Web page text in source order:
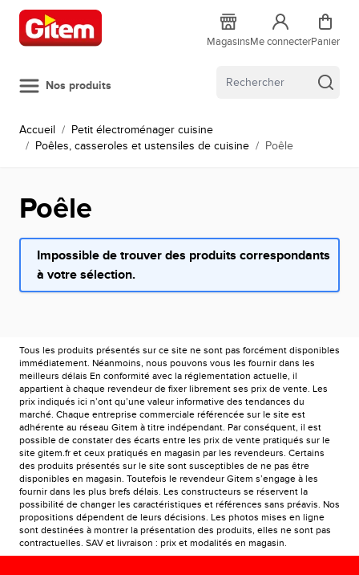
Allez au contenu
MagasinsMe connecterPanier
Nos produits
Accueil / Petit électroménager cuisine
/ Poêles, casseroles et ustensiles de cuisine / Poêle
Poêle
Impossible de trouver des produits correspondants
à votre sélection.
Tous les produits présentés sur ce site ne sont pas forcément disponibles
immédiatement. Néanmoins, nous pouvons vous les fournir dans les
meilleurs délais En conformité avec la réglementation actuelle, il
appartient à chaque revendeur de fixer librement ses prix de vente. Les
prix indiqués ici n’ont qu’une valeur informative des tendances du
marché. Chaque entreprise commerciale référencée sur le site est
adhérente au réseau Gitem à titre indépendant. Par conséquent, il est
possible de constater des écarts entre les prix de vente pratiqués sur le
site gitem.fr et ceux pratiqués en magasin par les revendeurs. Certains
des produits présentés sur le site sont susceptibles de ne pas être
disponibles en magasin. Toutefois le revendeur Gitem s’engage à les
fournir dans les plus brefs délais. Les constructeurs se réservent la
possibilité de changer les caractéristiques et références sans préavis. Nos
propositions dépendent de leurs décisions. Les photos mises en ligne
sont destinées à montrer la présentation des produits, elles ne sont pas
contractuelles. SAV et livraison : prix et modalités en magasin.